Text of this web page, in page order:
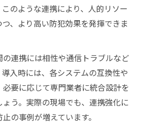
のような連携により、人的リソー
、より高い防犯効果を発揮できま
連携には相性や通信トラブルなど
入時には、各システムの互換性や
要に応じて専門業者に統合設計を
う。実際の現場でも、連携強化に
の事例が増えています。